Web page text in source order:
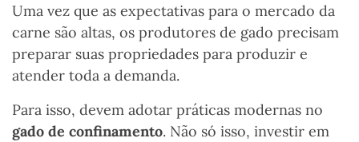
Uma vez que as expectativas para o mercado da
carne são altas, os produtores de gado precisam
preparar suas propriedades para produzir e
atender toda a demanda.
Para isso, devem adotar práticas modernas no
gado de confinamento. Não só isso, investir em